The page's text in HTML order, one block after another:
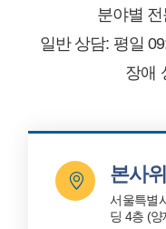
분야별
일반 상담: 평일
장애
본사
서울특별
딩 4층 (양